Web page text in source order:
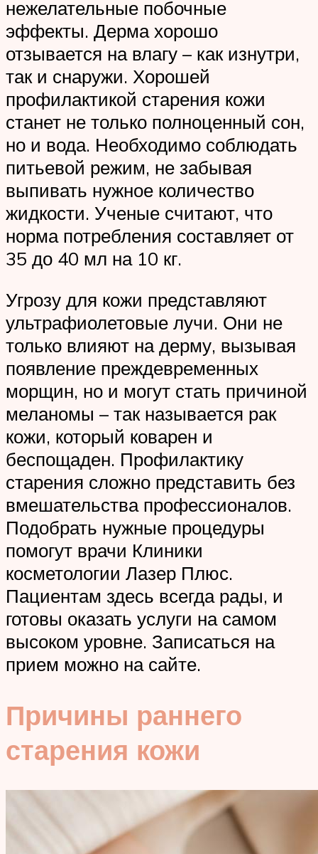
нежелательные побочные
эффекты. Дерма хорошо
отзывается на влагу – как изнутри,
так и снаружи. Хорошей
профилактикой старения кожи
станет не только полноценный сон,
но и вода. Необходимо соблюдать
питьевой режим, не забывая
выпивать нужное количество
жидкости. Ученые считают, что
норма потребления составляет от
35 до 40 мл на 10 кг.
Угрозу для кожи представляют
ультрафиолетовые лучи. Они не
только влияют на дерму, вызывая
появление преждевременных
морщин, но и могут стать причиной
меланомы – так называется рак
кожи, который коварен и
беспощаден. Профилактику
старения сложно представить без
вмешательства профессионалов.
Подобрать нужные процедуры
помогут врачи Клиники
косметологии Лазер Плюс.
Пациентам здесь всегда рады, и
готовы оказать услуги на самом
высоком уровне. Записаться на
прием можно на сайте.
Причины раннего
старения кожи